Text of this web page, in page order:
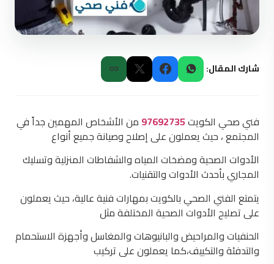
شارك المقال:
فني صحي الكويت97692735من الأشخاص المهمين جداً في
المجتمع ، حيث يعملون على إصلاح وصيانة جميع أنواع
الأدوات الصحية ومضخات المياه والشفاطات المنزلية وتسليك
المجاري بأحدث الأدوات والتقنيات.
يتمتع الفني الصحي بالكويت بمهارات فنية عالية، حيث يعملون
على تصليح الأدوات الصحية المختلفة مثل
الحنفيات والمراحيض والبانيوهات والمغاسل وأجهزة الاستحمام
والتدفئة والتكييف،كما يعملون على تركيب